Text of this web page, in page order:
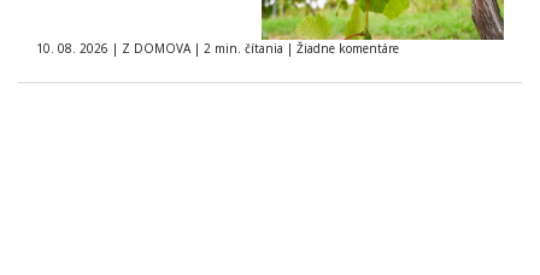
10. 08. 2026 | Z DOMOVA | 2 min. čítania | Žiadne komentáre